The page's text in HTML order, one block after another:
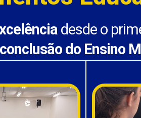
desde o
conclusão do Ensino